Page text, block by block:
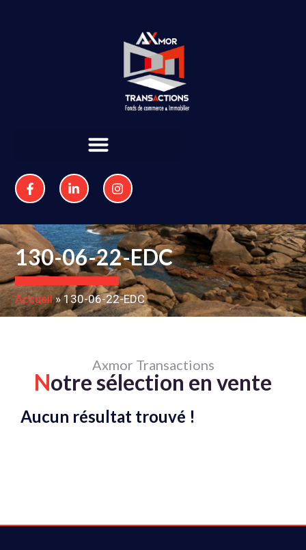
130-06-22-EDC
Accueil»130-06-22-EDC
Axmor Transactions
Notre sélection en vente
Aucun résultat trouvé !